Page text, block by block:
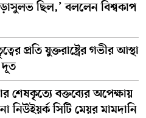
ছিল,’ বললেন বিশ্বকাপ
প্রতি যুক্তরাষ্ট্রের গভীর আস্থা
দূত
শেষকৃত্যে বক্তব্যের অপেক্ষায়
নিউইয়র্ক সিটি মেয়র মামদানি